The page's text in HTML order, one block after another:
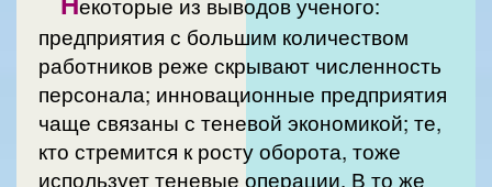
предприятия с большим количеством
работников реже скрывают численность
персонала; инновационные предприятия
чаще связаны с теневой экономикой; те,
кто стремится к росту оборота, тоже
использует теневые операции. В то же